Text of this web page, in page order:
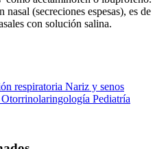
(secreciones espesas), es de
con solución salina.
respiratoria Nariz y senos
Otorrinolaringología Pediatría